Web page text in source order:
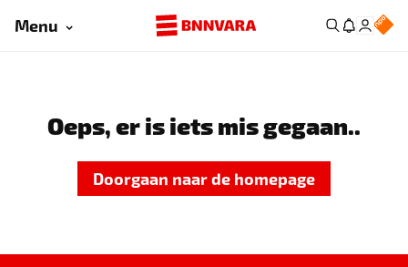
Menu
Oeps, er is iets mis gegaan..
Doorgaan naar de homepage